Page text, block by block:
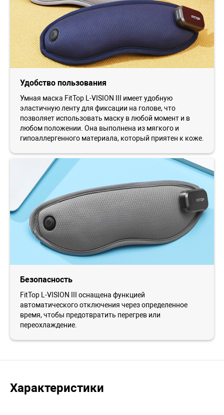
Удобство пользования
Умная маска FitTop L-VISION III имеет удобную
эластичную ленту для фиксации на голове, что
позволяет использовать маску в любой момент и в
любом положении. Она выполнена из мягкого и
гипоаллергенного материала, который приятен к коже.
Безопасность
FitTop L-VISION III оснащена функцией
автоматического отключения через определенное
время, чтобы предотвратить перегрев или
переохлаждение.
Характеристики